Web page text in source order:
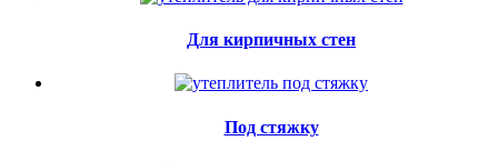
Для кирпичных стен
Под стяжку